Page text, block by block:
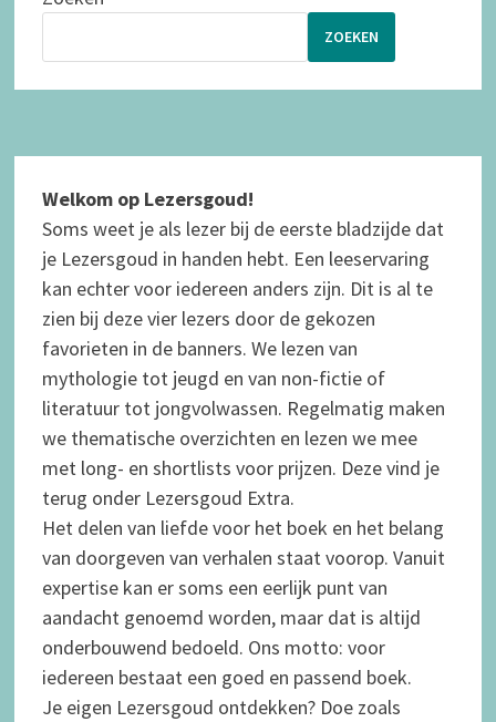
ZOEKEN
Welkom op Lezersgoud!
Soms weet je als lezer bij de eerste bladzijde dat
je Lezersgoud in handen hebt. Een leeservaring
kan echter voor iedereen anders zijn. Dit is al te
zien bij deze vier lezers door de gekozen
favorieten in de banners. We lezen van
mythologie tot jeugd en van non-fictie of
literatuur tot jongvolwassen. Regelmatig maken
we thematische overzichten en lezen we mee
met long- en shortlists voor prijzen. Deze vind je
terug onder Lezersgoud Extra.
Het delen van liefde voor het boek en het belang
van doorgeven van verhalen staat voorop. Vanuit
expertise kan er soms een eerlijk punt van
aandacht genoemd worden, maar dat is altijd
onderbouwend bedoeld. Ons motto: voor
iedereen bestaat een goed en passend boek.
Je eigen Lezersgoud ontdekken? Doe zoals